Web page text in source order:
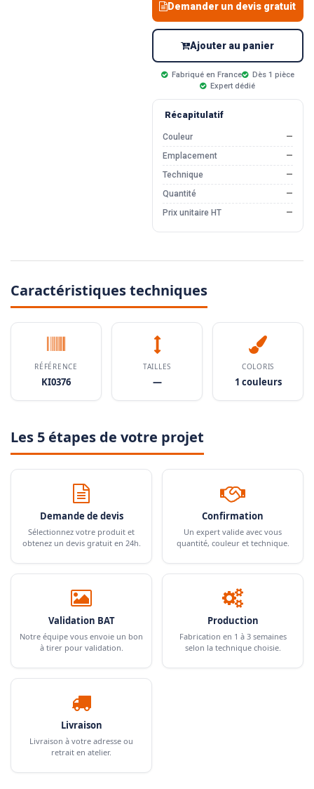
Demander un devis gratuit
Ajouter au panier
Fabriqué en France
Dès 1 pièce
Expert dédié
Récapitulatif
Couleur
—
Emplacement
—
Technique
—
Quantité
—
Prix unitaire HT
—
Caractéristiques techniques
RÉFÉRENCE
KI0376
TAILLES
—
COLORIS
1 couleurs
Les 5 étapes de votre projet
Demande de devis
Sélectionnez votre produit et
obtenez un devis gratuit en 24h.
Confirmation
Un expert valide avec vous
quantité, couleur et technique.
Validation BAT
Notre équipe vous envoie un bon
à tirer pour validation.
Production
Fabrication en 1 à 3 semaines
selon la technique choisie.
Livraison
Livraison à votre adresse ou
retrait en atelier.